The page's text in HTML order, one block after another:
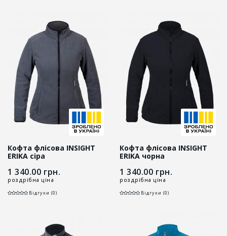
Кофта флісова INSIGHT
ERIKA сіра
1 340.00 грн.
роздрібна ціна
Відгуки (0)
Кофта флісова INSIGHT
ERIKA чорна
1 340.00 грн.
роздрібна ціна
Відгуки (0)